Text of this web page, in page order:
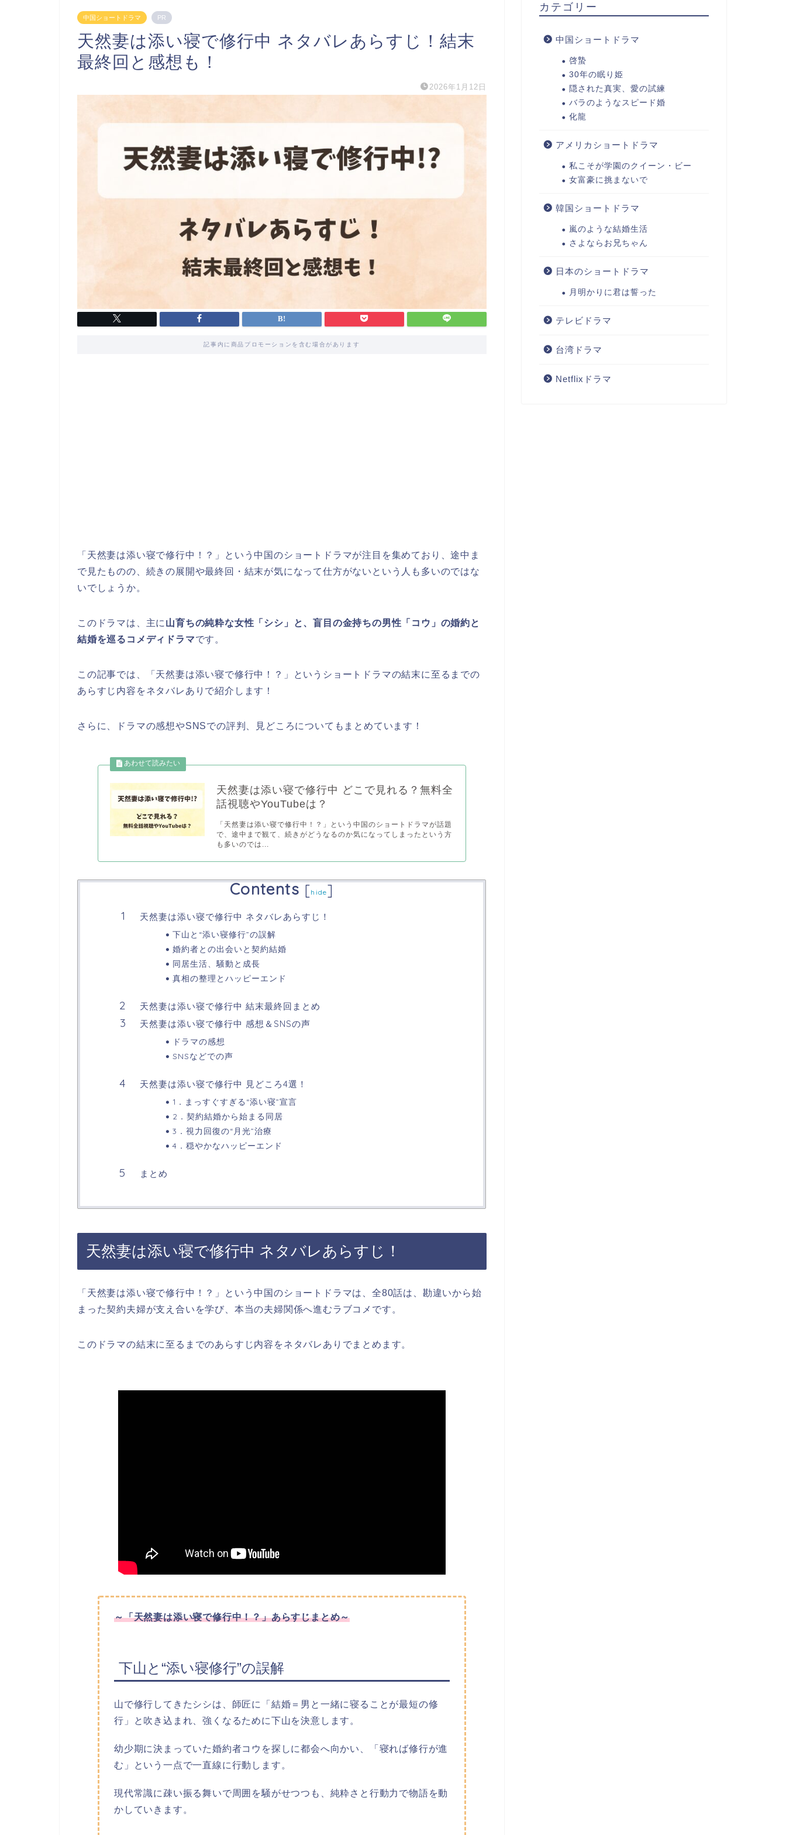
中国ショートドラマ PR
天然妻は添い寝で修行中 ネタバレあらすじ！結末
最終回と感想も！
2026年1月12日
記事内に商品プロモーションを含む場合があります
「天然妻は添い寝で修行中！？」
という中国のショートドラマが注目を集めており、途中ま
で見たものの、続きの展開や最終回・結末が気になって仕方がないという人も多いのではな
いでしょうか。
このドラマは、主に 山育ちの純粋な女性「シシ」と、盲目の金持ちの男性「コウ」の婚約と
結婚を巡るコメディドラマです。
この記事では、 「天然妻は添い寝で修行中！？」
というショートドラマの結末に至るまでの
あらすじ内容をネタバレありで紹介します！
さらに、ドラマの感想やSNSでの評判、見どころについてもまとめています！
天然妻は添い寝で修行中 どこで見れる？無料全
話視聴やYouTubeは？
「天然妻は添い寝で修行中！？」という中国のショートドラマが話題
で、途中まで観て、続きがどうなるのか気になってしまったという方
も多いのでは...
Contents [hide]
天然妻は添い寝で修行中 ネタバレあらすじ！
下山と“添い寝修行”の誤解
婚約者との出会いと契約結婚
同居生活、騒動と成長
真相の整理とハッピーエンド
天然妻は添い寝で修行中 結末最終回まとめ
天然妻は添い寝で修行中 感想＆SNSの声
ドラマの感想
SNSなどでの声
天然妻は添い寝で修行中 見どころ4選！
1．まっすぐすぎる“添い寝”宣言
2．契約結婚から始まる同居
3．視力回復の“月光”治療
4．穏やかなハッピーエンド
まとめ
天然妻は添い寝で修行中 ネタバレあらすじ！
「天然妻は添い寝で修行中！？」
という中国のショートドラマは、全80話は、勘違いから始
まった契約夫婦が支え合いを学び、本当の夫婦関係へ進むラブコメです。
このドラマの結末に至るまでのあらすじ内容をネタバレありでまとめます。
～「天然妻は添い寝で修行中！？」あらすじまとめ～
下山と“添い寝修行”の誤解
山で修行してきたシシは、師匠に「結婚＝男と一緒に寝ることが最短の修
行」と吹き込まれ、強くなるために下山を決意します。
幼少期に決まっていた婚約者コウを探しに都会へ向かい、「寝れば修行が進
む」という一点で一直線に行動します。
現代常識に疎い振る舞いで周囲を騒がせつつも、純粋さと行動力で物語を動
かしていきます。
カテゴリー
中国ショートドラマ
啓蟄
30年の眠り姫
隠された真実、愛の試練
バラのようなスピード婚
化龍
アメリカショートドラマ
私こそが学園のクイーン・ビー
女富豪に挑まないで
韓国ショートドラマ
嵐のような結婚生活
さよならお兄ちゃん
日本のショートドラマ
月明かりに君は誓った
テレビドラマ
台湾ドラマ
Netflixドラマ